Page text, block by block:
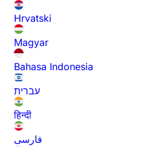
Hrvatski
Magyar
Bahasa Indonesia
עברית
हिन्दी
فارسی